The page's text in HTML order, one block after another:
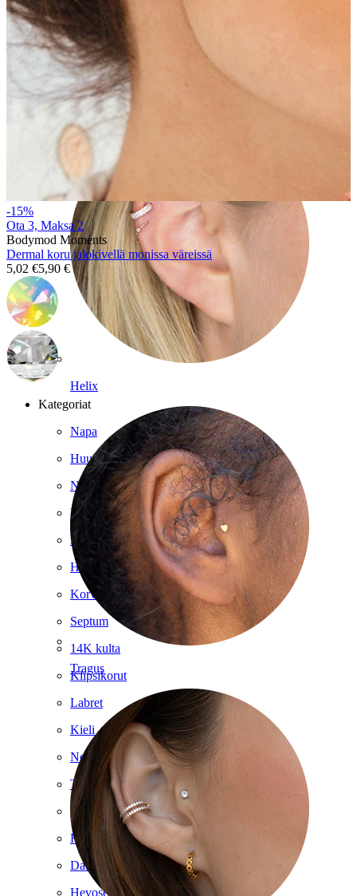
Korvalehti
Helix
Tragus
-15%
Ota 3, Maksa 2
Bodymod Moments
Dermal koru jalokivellä monissa väreissä
5,02 €5,90 €
Kategoriat
Napa
Huuli
Nänni
Industrial
Dermal
Helix
Korva
Septum
14K kulta
Klipsikorut
Labret
Kieli
Nenä
Tragus
Barbelli
Rook
Daith
Hevosenkenkä